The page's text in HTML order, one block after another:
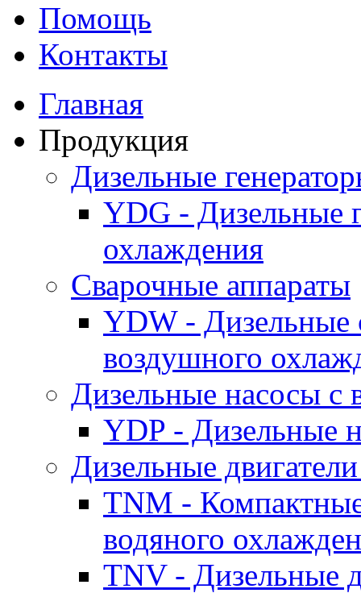
Помощь
Контакты
Главная
Продукция
Дизельные
YDG - Дизельные
охлаждения
Cварочные аппараты
YDW - Дизельные
воздушного
Дизельные насосы
YDP - Дизельные
Дизельные
TNM -
водяного
TNV - Дизельные